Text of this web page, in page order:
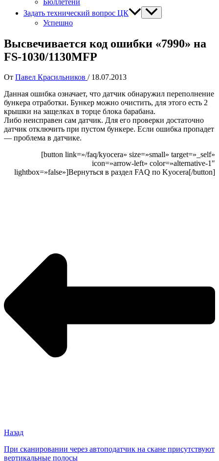
Задать технический вопрос ЦК
Успешно
Высвечивается код ошибки «7990» на
FS-1030/1130MFP
От Павел Красильников / 18.07.2013
Данная ошибка означает, что датчик обнаружил переполнение
бункера отработки. Бункер можно очистить, для этого есть 2
крышки на защелках в торце блока барабана.
Либо неисправен сам датчик. Для его проверки достаточно
датчик отключить при пустом бункере. Если ошибка пропадет
— проблема в датчике.
[button link=»/faq/kyocera» size=»small» target=»_self»
icon=»arrow-left» color=»alternative-1″
lightbox=»false»]Вернуться в раздел FAQ по Kyocera[/button]
Назад
При сканировании через автоподатчик на скане присутствуют
вертикальные полосы